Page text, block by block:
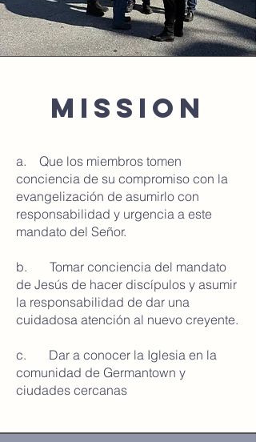
Mission
a. Que los miembros tomen
conciencia de su compromiso con la
evangelización de asumirlo con
responsabilidad y urgencia a este
mandato del Señor.
b. Tomar conciencia del mandato
de Jesús de hacer discípulos y asumir
la responsabilidad de dar una
cuidadosa atención al nuevo creyente.
c. Dar a conocer la Iglesia en la
comunidad de Germantown y
ciudades cercanas